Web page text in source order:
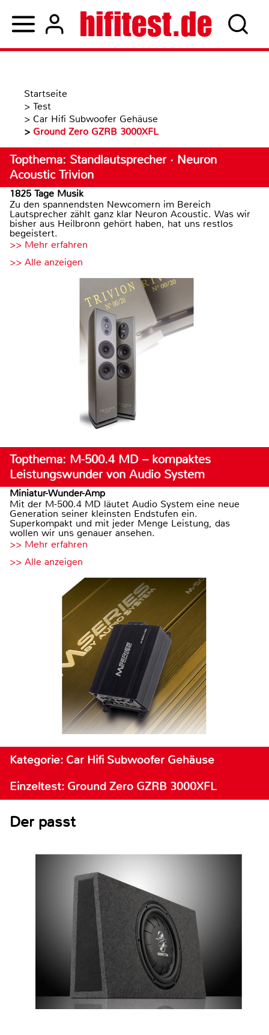
Startseite
> Test
> Car Hifi Subwoofer Gehäuse
> Ground Zero GZRB 3000XFL
Topthema: Standlautsprecher · Neuron
Acoustic Trivion
1825 Tage Musik
Zu den spannendsten Newcomern im Bereich
Lautsprecher zählt ganz klar Neuron Acoustic. Was wir
bisher aus Heilbronn gehört haben, hat uns restlos
begeistert.
>> Mehr erfahren
>> Alle anzeigen
Topthema: M-500.4 MD – kompaktes
Leistungswunder von Audio System
Miniatur-Wunder-Amp
Mit der M-500.4 MD läutet Audio System eine neue
Generation seiner kleinsten Endstufen ein.
Superkompakt und mit jeder Menge Leistung, das
wollen wir uns genauer ansehen.
>> Mehr erfahren
>> Alle anzeigen
Kategorie: Car Hifi Subwoofer Gehäuse
Einzeltest: Ground Zero GZRB 3000XFL
Der passt